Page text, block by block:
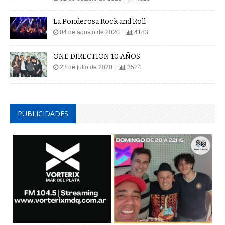
La Ponderosa Rock and Roll
04 de agosto de 2020 | 4183
ONE DIRECTION 10 AÑOS
23 de julio de 2020 | 3524
PUBLICIDADES